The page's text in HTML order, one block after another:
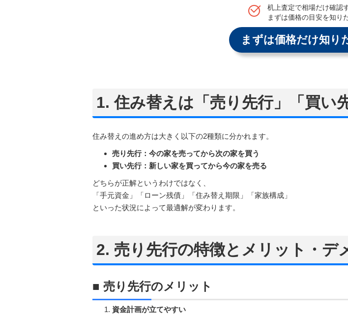
机上査定で相場だけ確認
まずは価格の目安を知り
まずは価格だけ知り
1. 住み替えは「売り先行」「買い
住み替えの進め方は大きく以下の2種類に分かれます。
売り先行：今の家を売ってから次の家を買う
買い先行：新しい家を買ってから今の家を売る
どちらが正解というわけではなく、
「手元資金」「ローン残債」「住み替え期限」「家族構成」
といった状況によって最適解が変わります。
2. 売り先行の特徴とメリット・デ
■ 売り先行のメリット
資金計画が立てやすい